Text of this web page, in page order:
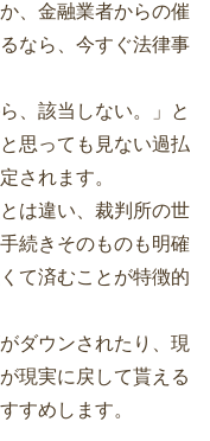
、金融業者からの催
なら、今すぐ法律事
、該当しない。」と
思っても見ない過払
されます。
は違い、裁判所の世
続きそのものも明確
て済むことが特徴的
ダウンされたり、現
現実に戻して貰える
すめします。